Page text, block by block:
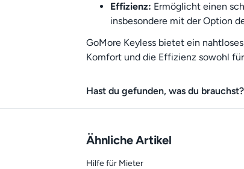
Effizienz: Ermöglicht einen
insbesondere mit der Option
GoMore Keyless bietet ein
Komfort und die Effizienz sowohl
Hast du gefunden, was du brauchst?
Ähnliche Artikel
Hilfe für Mieter